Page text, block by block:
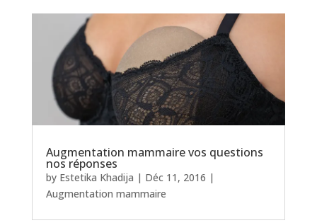
Augmentation mammaire vos questions
nos réponses
by Estetika Khadija | Déc 11, 2016 |
Augmentation mammaire